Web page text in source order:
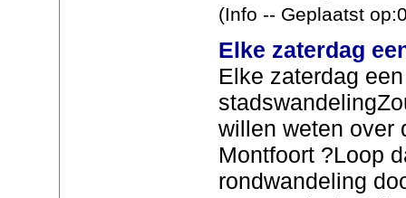
(Info -- Geplaatst
Elke zaterdag
Elke zaterdag
willen weten over
Montfoort ?Loop
rondwandeling